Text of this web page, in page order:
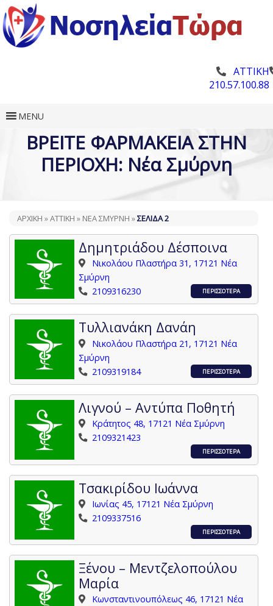
ΑΤΤΙΚΗ
210.57.100.88
MENU
ΒΡΕΙΤΕ ΦΑΡΜΑΚΕΙΑ ΣΤΗΝ
ΠΕΡΙΟΧΗ: Νέα Σμύρνη
ΑΡΧΙΚΗ »ΑΤΤΙΚΉ » ΝΈΑ ΣΜΎΡΝΗ »ΣΕΛΊΔΑ 2
Δημητριάδου Δέσποινα
Νικολάου Πλαστήρα 31, 17121 Νέα
Σμύρνη
2109316230
ΠΕΡΙΣΣΟΤΕΡΑ
Τυλλιανάκη Δανάη
Νικολάου Πλαστήρα 21, 17121 Νέα
Σμύρνη
2109319184
ΠΕΡΙΣΣΟΤΕΡΑ
Λιγνού – Αντύπα Ποθητή
Κράτητος 48, 17121 Νέα Σμύρνη
2109321423
ΠΕΡΙΣΣΟΤΕΡΑ
Τσακιρίδου Ιωάννα
Ιωνίας 45, 17121 Νέα Σμύρνη
2109337516
ΠΕΡΙΣΣΟΤΕΡΑ
Ξένου – Μεντζελοπούλου
Μαρία
Κωνσταντινουπόλεως 46, 17121 Νέα